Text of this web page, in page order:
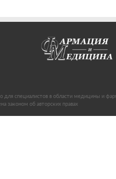
для специалистов в области медицины и
об авторских правах